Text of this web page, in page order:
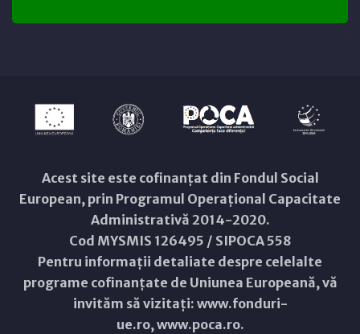
Acest site este cofinanțat din Fondul Social
European, prin Programul Operațional Capacitate
Administrativă 2014-2020.
Cod MYSMIS 126495 / SIPOCA 558
Pentru informații detaliate despre celelalte
programe cofinanțate de Uniunea Europeană, vă
invităm să vizitați: www.fonduri-
ue.ro,www.poca.ro.